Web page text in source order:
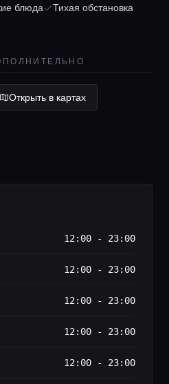
блюда
Тихая обстановка
Открыть в картах
12:00 - 23:00
12:00 - 23:00
12:00 - 23:00
12:00 - 23:00
12:00 - 23:00